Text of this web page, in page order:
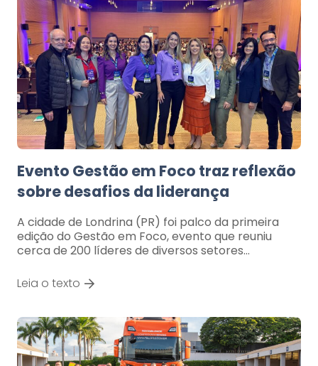
Evento Gestão em Foco traz reflexão
sobre desafios da liderança
A cidade de Londrina (PR) foi palco da primeira
edição do Gestão em Foco, evento que reuniu
cerca de 200 líderes de diversos setores…
Leia o texto